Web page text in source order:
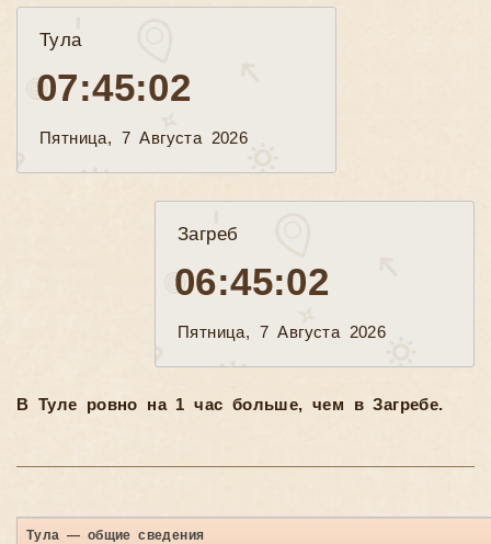
Тула
07:45:04
Пятница, 7 Августа 2026
Загреб
06:45:04
Пятница, 7 Августа 2026
В Туле ровно на 1 час больше, чем в Загребе.
Тула — общие сведения